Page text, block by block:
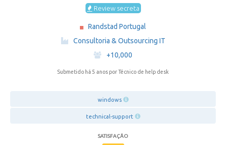
Review secreta
Randstad Portugal
·
Consultoria & Outsourcing IT
·
+10,000
Submetido há 5 anos por Técnico de help desk
windows
technical-support
SATISFAÇÃO